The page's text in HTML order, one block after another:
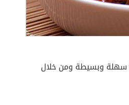
سهلة وبسيطة ومن خلال